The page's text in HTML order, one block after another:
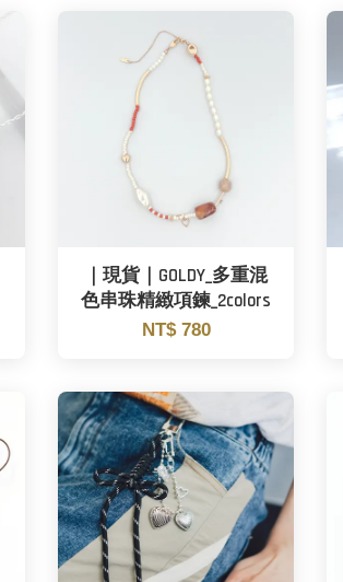
｜現貨｜GOLDY_多重混
色串珠精緻項鍊_2colors
NT$ 780